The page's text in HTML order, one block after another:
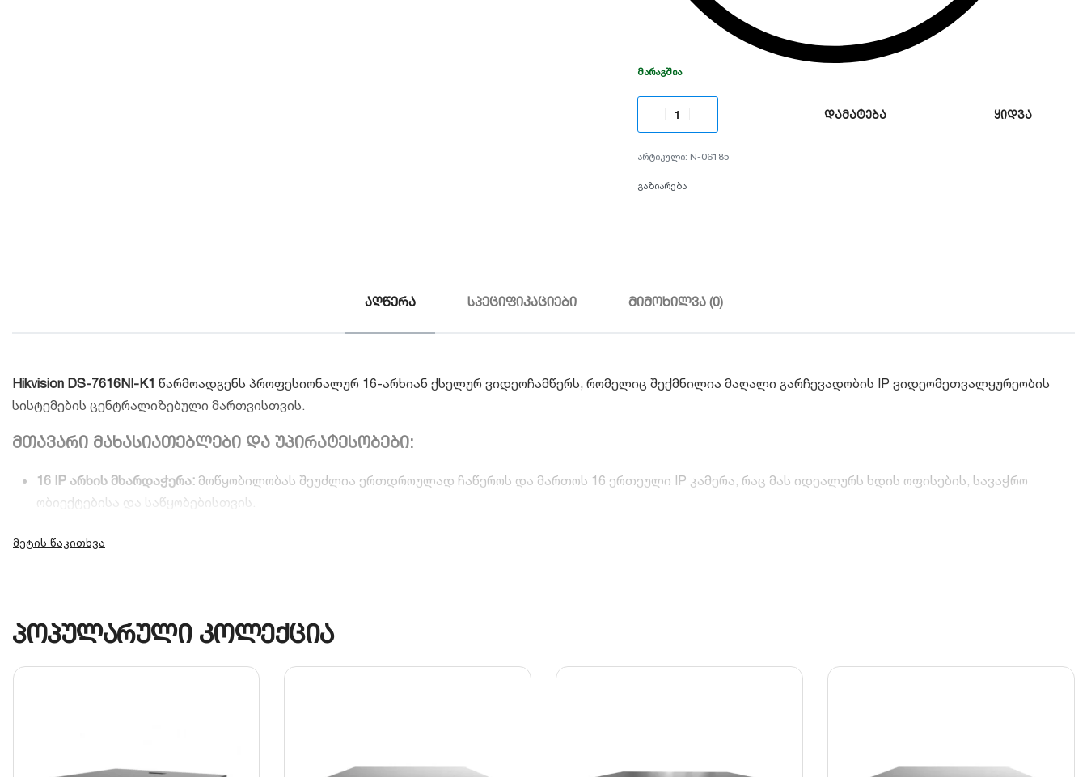
ᲛᲐᲠᲐᲒᲨᲘᲐ
დამატება ყიდვა
N-06185
გაზიარება
აღწერა სპეციფიკაციები მიმოხილვა (0)
Hikvision DS-7616NI-K1 წარმოადგენს პროფესიონალურ 16-არხიან ქსელურ ვიდეოჩამწერს, რომელიც შექმნილია მაღალი გარჩევადობის IP ვიდეომეთვალყურეობის
სისტემების ცენტრალიზებული მართვისთვის.
მთავარი მახასიათებლები და უპირატესობები:
16 IP არხის მხარდაჭერა: მოწყობილობას შეუძლია ერთდროულად ჩაწეროს და მართოს 16 ერთეული IP კამერა, რაც მას იდეალურს ხდის ოფისების, სავაჭრო
ობიექტებისა და საწყობებისთვის.
4K Ultra HD გარჩევადობა:
ხანგრძლივი არქივი მყარ დისკზე ხარისხის დაკარგვის გარეშე.
პოპულარული კოლექცია